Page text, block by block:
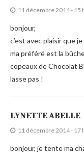
11 décembre 2014 - 15
bonjour,
c’est avec plaisir que
ma préféré est la
copeaux de Chocolat
lasse pas !
LYNETTE ABELLE
11 décembre 2014 - 17
bonjour, je tente ma